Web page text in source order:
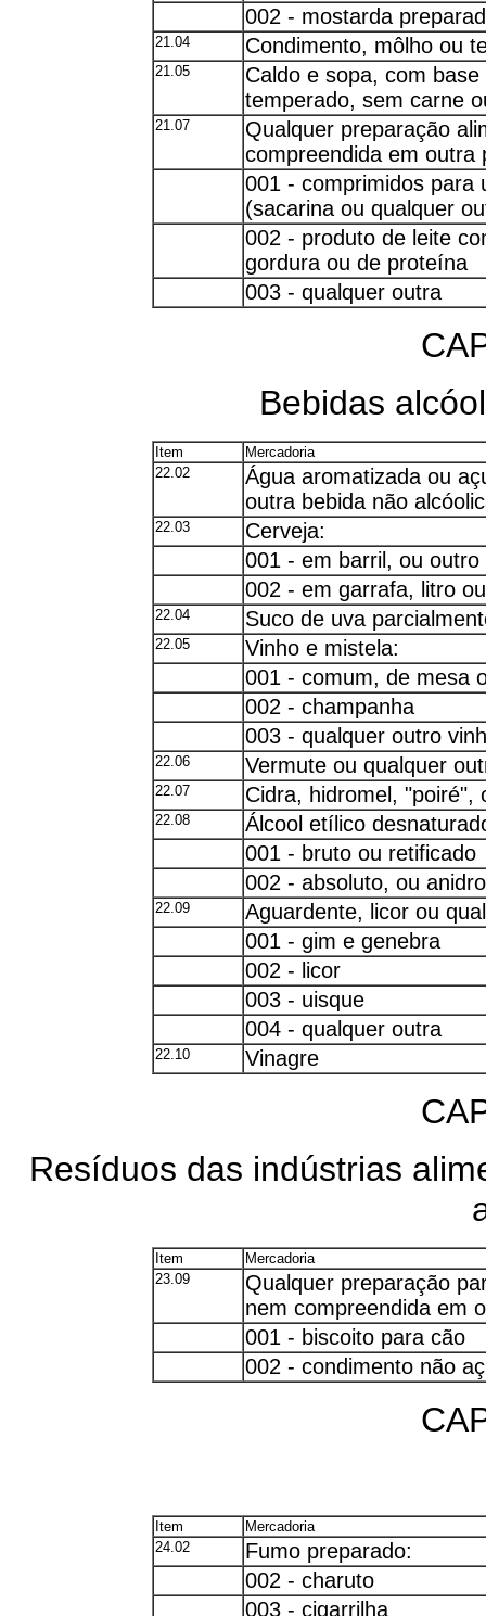
002 - mostarda
21.04 Condimento, môlho ou
21.05
Caldo e sopa, com
temperado, sem carne
21.07
Qualquer preparação
compreendida em outra
001 - comprimidos para
(sacarina ou qualquer
002 - produto de leite
gordura ou de proteína
003 - qualquer outra
Bebidas
Item
Mercadoria
22.02
Água aromatizada ou
outra bebida não
22.03
Cerveja:
001 - em barril, ou outro
002 - em garrafa, litro
22.04 Suco de uva
22.05
Vinho e mistela:
001 - comum, de mesa
002 - champanha
003 - qualquer outro
22.06 Vermute ou qualquer
22.07 Cidra, hidromel, "poiré",
22.08
Álcool etílico
001 - bruto ou retificado
002 - absoluto, ou anidro
22.09
Aguardente, licor ou
001 - gim e genebra
002 - licor
003 - uisque
004 - qualquer outra
22.10 Vinagre
Resíduos das indústrias
Item
Mercadoria
23.09
Qualquer preparação
nem compreendida em
001 - biscoito para cão
002 - condimento não
Item
Mercadoria
24.02
Fumo preparado:
002 - charuto
003 - cigarrilha